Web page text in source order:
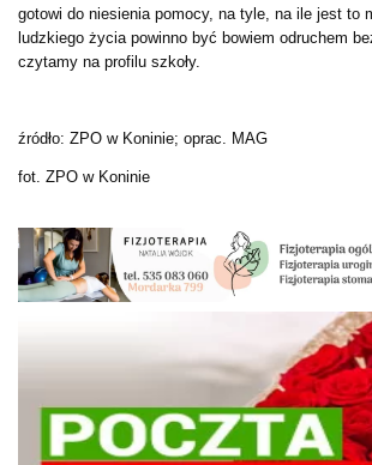
gotowi do niesienia pomocy, na tyle, na ile jest to
ludzkiego życia powinno być bowiem odruchem
czytamy na profilu szkoły.
źródło: ZPO w Koninie; oprac. MAG
fot. ZPO w Koninie